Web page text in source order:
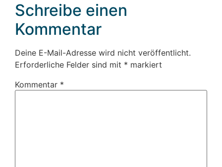
Schreibe einen
Kommentar
Deine E-Mail-Adresse wird nicht veröffentlicht.
Erforderliche Felder sind mit * markiert
Kommentar *